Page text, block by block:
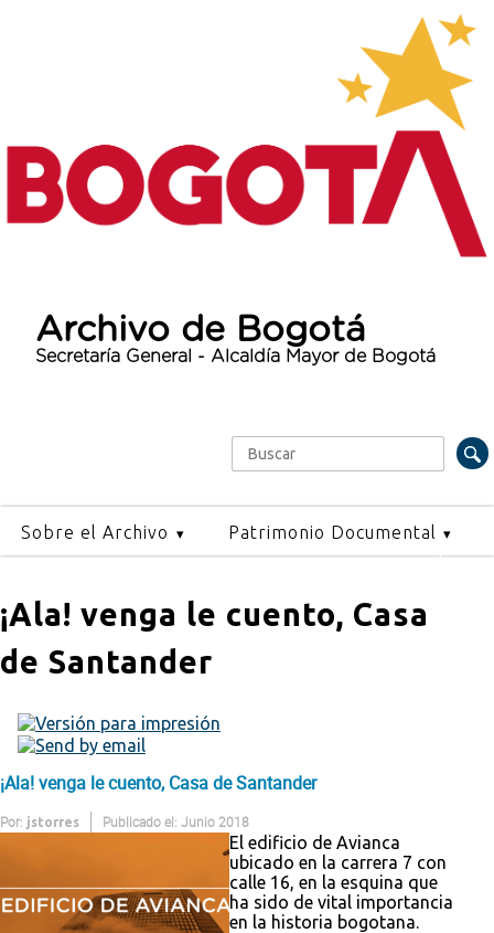
Archivo de Bogotá
Secretaría General - Alcaldía Mayor de Bogotá
Formulario de búsqueda
Buscar
Sobre el Archivo Patrimonio Documental
¡Ala! venga le cuento, Casa
de Santander
¡Ala! venga le cuento, Casa de Santander
Por: jstorres Publicado el: Junio 2018
El edificio de Avianca
ubicado en la carrera 7 con
calle 16, en la esquina que
ha sido de vital importancia
en la historia bogotana.